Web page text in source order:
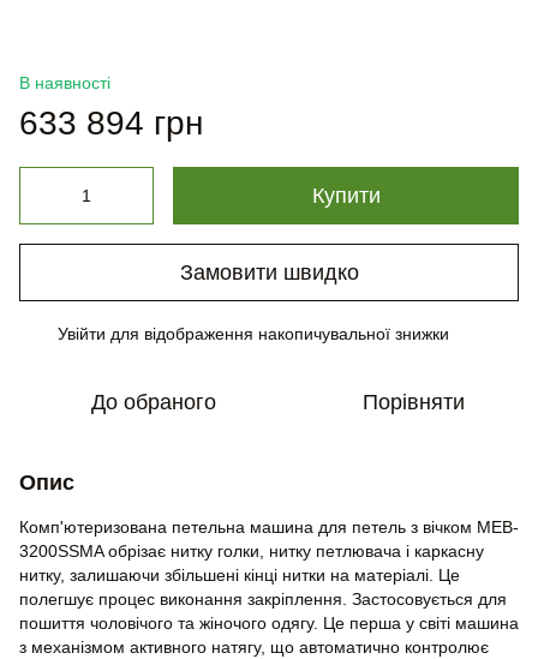
В наявності
633 894 грн
Купити
Замовити швидко
Увійти для відображення накопичувальної знижки
До обраного Порівняти
Опис
Комп'ютеризована петельна машина для петель з вічком MEB-
3200SSMA обрізає нитку голки, нитку петлювача і каркасну
нитку, залишаючи збільшені кінці нитки на матеріалі. Це
полегшує процес виконання закріплення. Застосовується для
пошиття чоловічого та жіночого одягу. Це перша у світі машина
з механізмом активного натягу, що автоматично контролює